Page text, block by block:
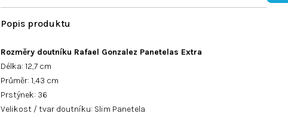
Rozměry doutníku Rafael Gonzalez Panetelas Extra
Délka: 12,7 cm
Průměr: 1,43 cm
Prstýnek: 36
Velikost / tvar doutníku: Slim Panetela